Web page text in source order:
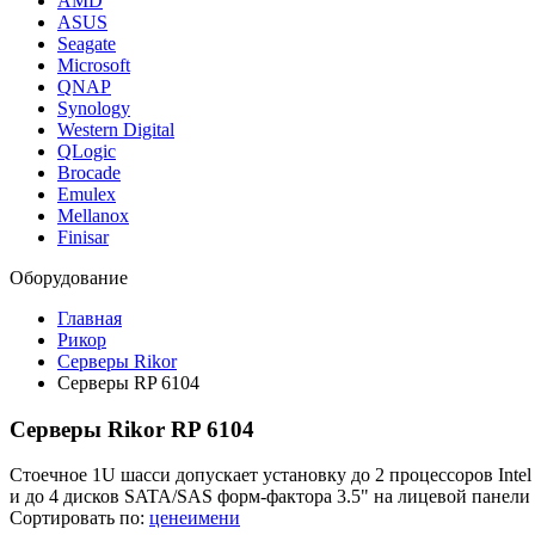
ASUS
Seagate
Microsoft
QNAP
Synology
Western Digital
QLogic
Brocade
Emulex
Mellanox
Finisar
Оборудование
Главная
Рикор
Серверы Rikor
Серверы RP 6104
Серверы Rikor RP 6104
Стоечное 1U шасси допускает установку до 2 процессоров
и до 4 дисков SATA/SAS форм-фактора 3.5" на лицевой
Сортировать по: ценеимени